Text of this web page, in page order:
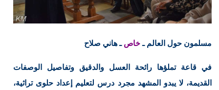
مسلمون حول العالم ـخاص ـ هاني صلاح
في قاعة تملؤها رائحة العسل والدقيق وتفاصيل الوصفات
القديمة، لا يبدو المشهد مجرد درس لتعليم إعداد حلوى تراثية،